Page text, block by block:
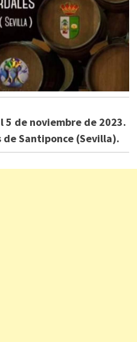
5 de noviembre de 2023.
Santiponce (Sevilla).